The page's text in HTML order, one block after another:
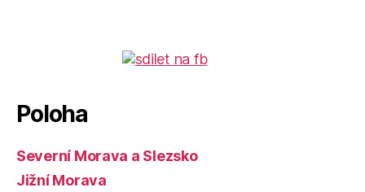
Poloha
Severní Morava a Slezsko
Jižní Morava